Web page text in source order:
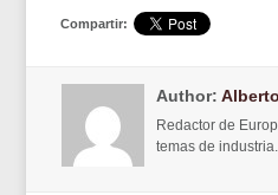
Compartir:
Author:
Redactor de
temas de industria.